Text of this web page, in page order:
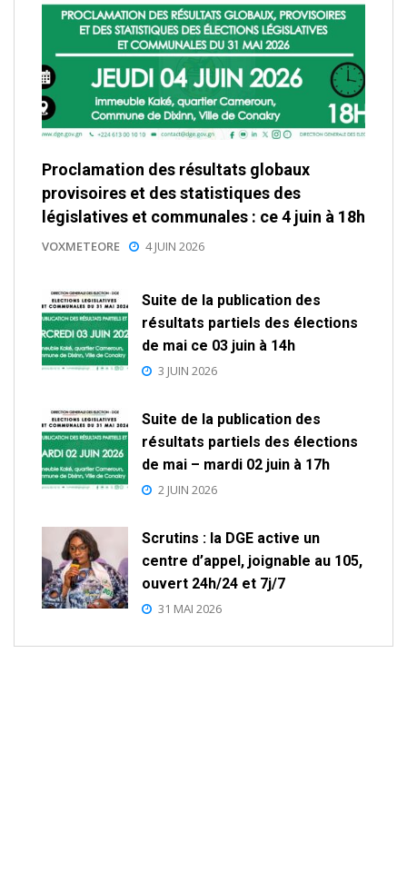
Proclamation des résultats globaux
provisoires et des statistiques des
législatives et communales : ce 4 juin à 18h
VOXMETEORE 4 JUIN 2026
Suite de la publication des
résultats partiels des élections
de mai ce 03 juin à 14h
3 JUIN 2026
Suite de la publication des
résultats partiels des élections
de mai – mardi 02 juin à 17h
2 JUIN 2026
Scrutins : la DGE active un
centre d’appel, joignable au 105,
ouvert 24h/24 et 7j/7
31 MAI 2026